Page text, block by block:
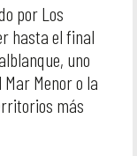
por Los
hasta el final
uno
Menor o la
más